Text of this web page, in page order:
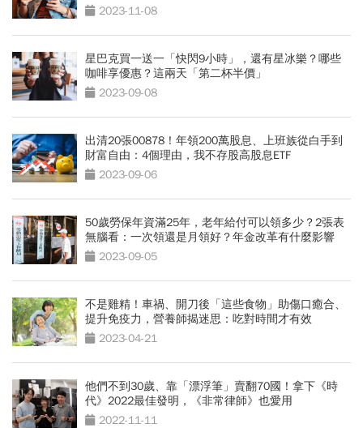
2023-11-08
星巴克買一送一「快閃9小時」，還有星冰樂？哪些
咖啡享優惠？這兩天「第二杯半價」
2023-09-08
出清20張00878！年領200萬股息、上班族從白手到
財富自由：4個理由，我不存股高股息ETF
2023-09-06
50歲勞保年資滿25年，老年給付可以領多少？2張表
無腦看：一次領還是月領好？年金改革有什麼影響
2023-09-05
不是雞精！車禍、開刀後「這些食物」助傷口癒合、
提升免疫力，營養師揭迷思：吃對時間才有效
2023-04-21
他們不到30歲、靠「漂浮筆」賣翻70國！拿下《時
代》2022最佳發明，《非常律師》也愛用
2022-11-11